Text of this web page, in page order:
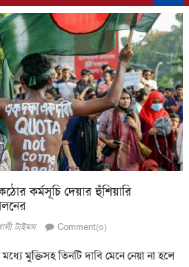
কর্মসূচি দেয়ার হুঁশিয়ারি
টাইমস Comment(০)
মুক্তিসহ তিনটি দাবি মেনে নেয়া না হলে